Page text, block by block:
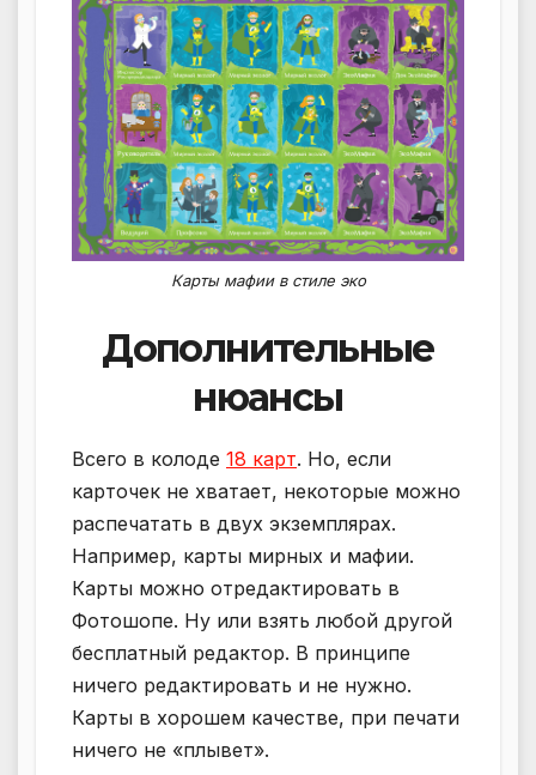
Карты мафии в стиле эко
Дополнительные
нюансы
Всего в колоде 18 карт. Но, если
карточек не хватает, некоторые можно
распечатать в двух экземплярах.
Например, карты мирных и мафии.
Карты можно отредактировать в
Фотошопе. Ну или взять любой другой
бесплатный редактор. В принципе
ничего редактировать и не нужно.
Карты в хорошем качестве, при печати
ничего не «плывет».